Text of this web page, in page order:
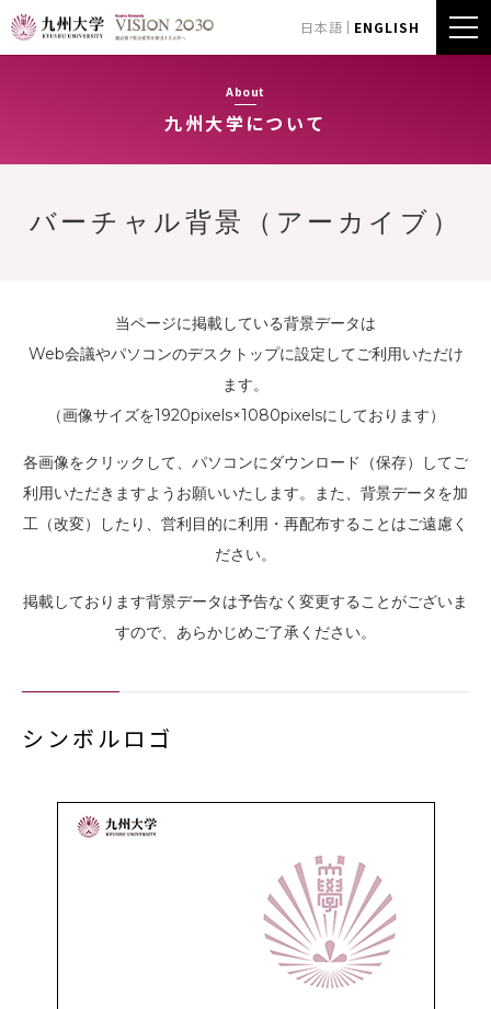
日本語 ENGLISH
About
九州大学について
バーチャル背景（アーカイブ）
当ページに掲載している背景データは
Web会議やパソコンのデスクトップに設定してご利用いただけ
ます。
（画像サイズを1920pixels×1080pixelsにしております）
各画像をクリックして、パソコンにダウンロード（保存）してご
利用いただきますようお願いいたします。また、背景データを加
工（改変）したり、営利目的に利用・再配布することはご遠慮く
ださい。
掲載しております背景データは予告なく変更することがございま
すので、あらかじめご了承ください。
シンボルロゴ